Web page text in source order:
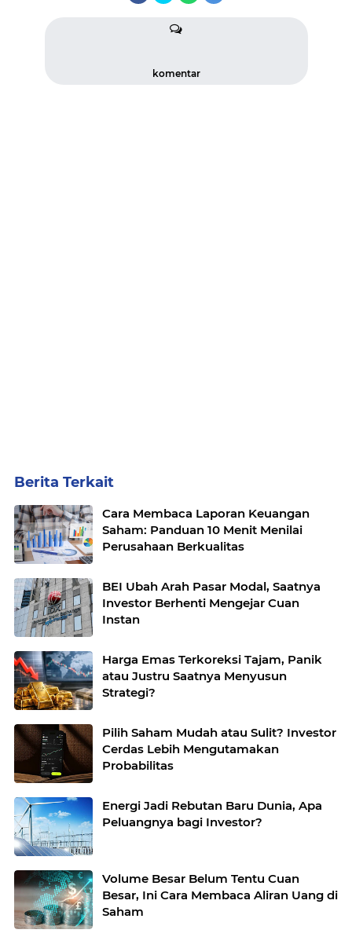
komentar
Berita Terkait
Cara Membaca Laporan Keuangan
Saham: Panduan 10 Menit Menilai
Perusahaan Berkualitas
BEI Ubah Arah Pasar Modal, Saatnya
Investor Berhenti Mengejar Cuan
Instan
Harga Emas Terkoreksi Tajam, Panik
atau Justru Saatnya Menyusun
Strategi?
Pilih Saham Mudah atau Sulit? Investor
Cerdas Lebih Mengutamakan
Probabilitas
Energi Jadi Rebutan Baru Dunia, Apa
Peluangnya bagi Investor?
Volume Besar Belum Tentu Cuan
Besar, Ini Cara Membaca Aliran Uang di
Saham